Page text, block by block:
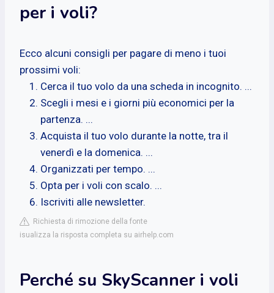
per i voli?
Ecco alcuni consigli per pagare di meno i tuoi
prossimi voli:
Cerca il tuo volo da una scheda in incognito. ...
Scegli i mesi e i giorni più economici per la
partenza. ...
Acquista il tuo volo durante la notte, tra il
venerdì e la domenica. ...
Organizzati per tempo. ...
Opta per i voli con scalo. ...
Iscriviti alle newsletter.
Richiesta di rimozione della fonte
isualizza la risposta completa su airhelp.com
Perché su SkyScanner i voli